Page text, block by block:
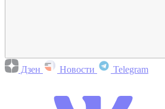
Дзен Новости Telegram